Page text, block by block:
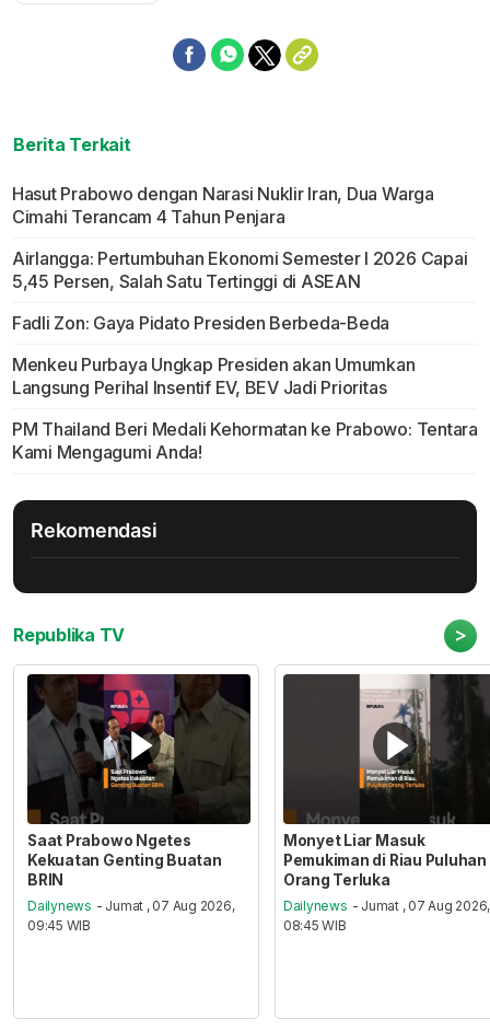
Berita Terkait
Hasut Prabowo dengan Narasi Nuklir Iran, Dua Warga
Cimahi Terancam 4 Tahun Penjara
Airlangga: Pertumbuhan Ekonomi Semester I 2026 Capai
5,45 Persen, Salah Satu Tertinggi di ASEAN
Fadli Zon: Gaya Pidato Presiden Berbeda-Beda
Menkeu Purbaya Ungkap Presiden akan Umumkan
Langsung Perihal Insentif EV, BEV Jadi Prioritas
PM Thailand Beri Medali Kehormatan ke Prabowo: Tentara
Kami Mengagumi Anda!
Rekomendasi
Republika TV >
Saat Prabowo Ngetes
Kekuatan Genting Buatan
BRIN
Dailynews - Jumat , 07 Aug 2026,
09:45 WIB
Monyet Liar Masuk
Pemukiman di Riau Puluhan
Orang Terluka
Dailynews - Jumat , 07 Aug 2026,
08:45 WIB